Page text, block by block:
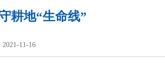
耕地“生命线”
2021-11-16